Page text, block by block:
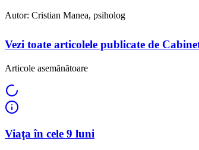
Autor: Cristian Manea, psiholog
Vezi toate articolele publicate de
Articole asemănătoare
Viaţa în cele 9 luni